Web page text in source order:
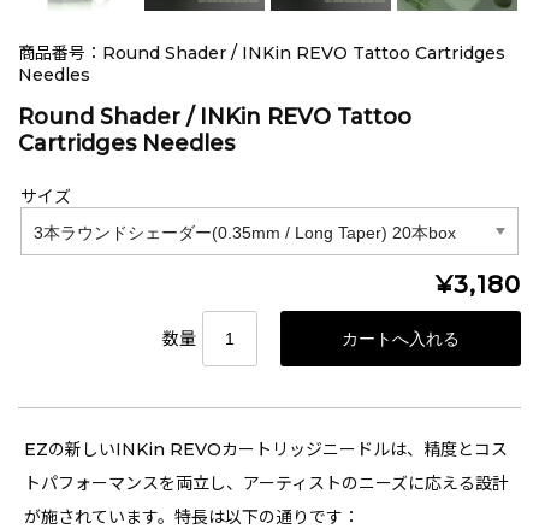
商品番号：Round Shader / INKin REVO Tattoo Cartridges
Needles
Round Shader / INKin REVO Tattoo
Cartridges Needles
サイズ
¥3,180
数量
EZの新しいINKin REVOカートリッジニードルは、精度とコス
トパフォーマンスを両立し、アーティストのニーズに応える設計
が施されています。特長は以下の通りです：